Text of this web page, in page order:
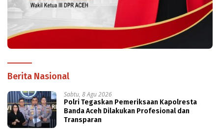
Berita Nasional
Sabtu, 8 Agu 2026
Polri Tegaskan Pemeriksaan Kapolresta
Banda Aceh Dilakukan Profesional dan
Transparan